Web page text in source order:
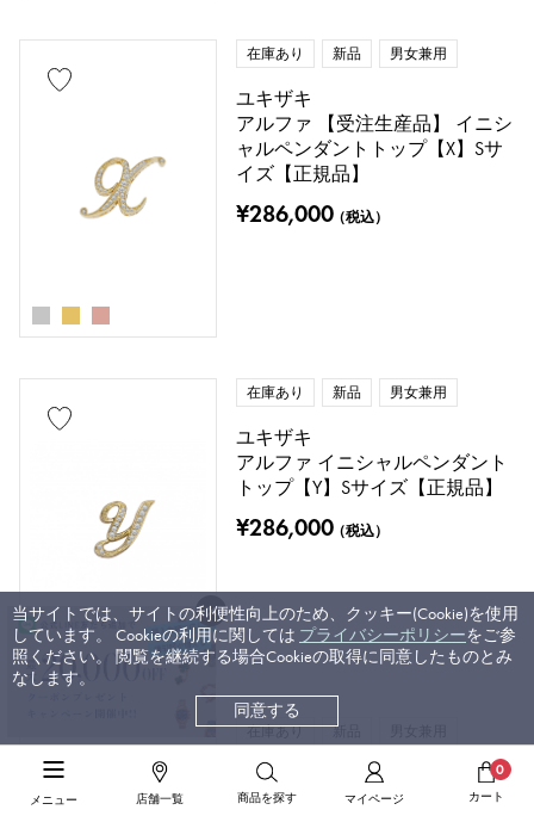
メニュー 店舗一覧 商品を探す マイページ
0
カート
在庫あり 新品 男女兼用
ユキザキ
アルファ 【受注生産品】 イニシ
ャルペンダントトップ【X】Sサ
イズ【正規品】
¥286,000（税込）
在庫あり 新品 男女兼用
ユキザキ
アルファ イニシャルペンダント
トップ【Y】Sサイズ【正規品】
¥286,000（税込）
在庫あり 新品
ユキザキ
アルファ 【受注生産品】 イニシ
当サイトでは、サイトの利便性向上のため、クッキー(Cookie)を使用
しています。 Cookieの利用に関しては プライバシーポリシーをご参
照ください。 閲覧を継続する場合Cookieの取得に同意したものとみ
なします。
同意する